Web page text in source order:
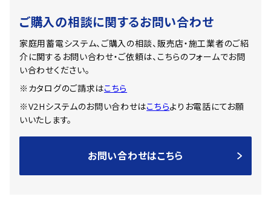
ご購入の相談に関するお問い合わせ
家庭用蓄電システム、ご購入の相談、販売店・施工業者のご紹
介に関するお問い合わせ・ご依頼は、こちらのフォームでお問
い合わせください。
※カタログのご請求はこちら
※V2Hシステムのお問い合わせはこちらよりお電話にてお願
いいたします。
お問い合わせはこちら